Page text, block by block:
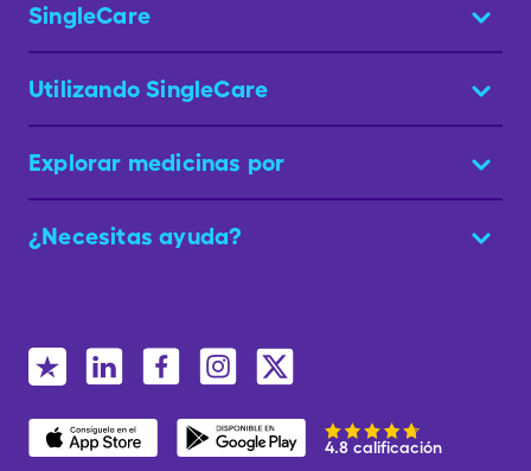
SingleCare
Utilizando SingleCare
Explorar medicinas por
¿Necesitas ayuda?
4.8 calificación